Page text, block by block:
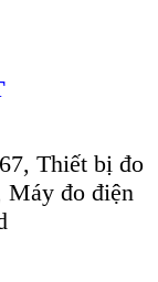
, Thiết bị đo
Máy đo điện